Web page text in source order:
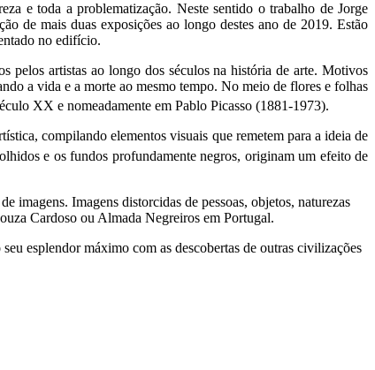
e toda a problematização. Neste sentido o trabalho de Jorge
de mais duas exposições ao longo destes ano de 2019. Estão
no edifício.
pelos artistas ao longo dos séculos na história de arte. Motivos
a vida e a morte ao mesmo tempo. No meio de flores e folhas
XX e nomeadamente em Pablo Picasso (1881-1973).
compilando elementos visuais que remetem para a ideia de
e os fundos profundamente negros, originam um efeito de
imagens. Imagens distorcidas de pessoas, objetos, naturezas
Cardoso ou Almada Negreiros em Portugal.
esplendor máximo com as descobertas de outras civilizações